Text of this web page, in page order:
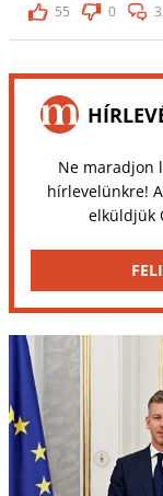
55
0
Ne maradjon
hírlevelünkre!
elküldjük